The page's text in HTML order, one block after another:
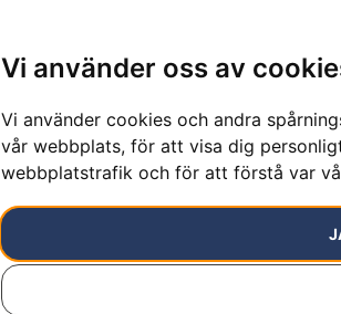
Vi använder oss av
Vi använder cookies och andra
vår webbplats, för att visa dig
webbplatstrafik och för att förstå var